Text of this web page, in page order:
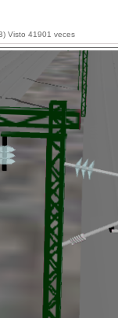
Visto 41901 veces